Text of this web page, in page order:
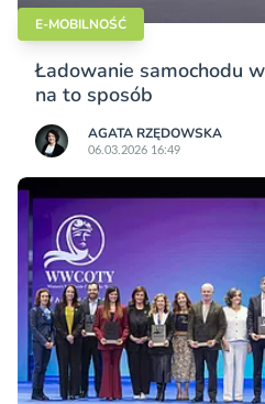
E-MOBILNOŚĆ
Ładowanie samochodu
na to sposób
AGATA RZĘDOWSKA
06.03.2026 16:49